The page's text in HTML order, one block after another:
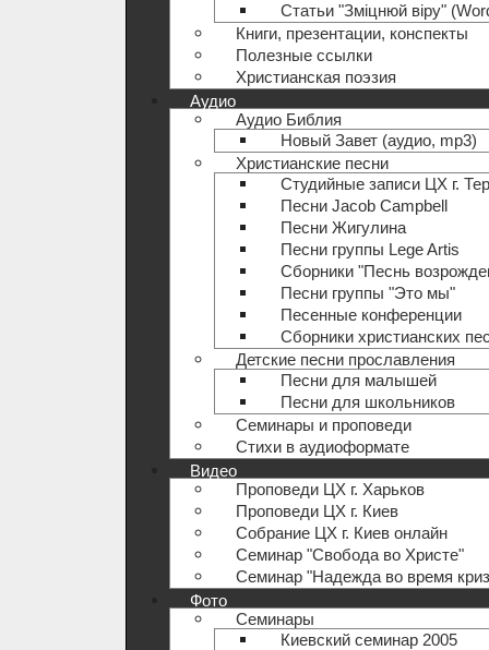
Статьи "Зміцнюй віру"
Книги, презентации, конспекты
Полезные ccылки
Христианская поэзия
Аудио
Аудио Библия
Новый Завет (аудио, mp3)
Христианские песни
Студийные записи ЦХ г.
Песни Jacob Campbell
Песни Жигулина
Песни группы Lege Artis
Сборники "Песнь
Песни группы "Это мы"
Песенные конференции
Сборники христианских
Детские песни прославления
Песни для малышей
Песни для школьников
Семинары и проповеди
Стихи в аудиоформате
Видео
Проповеди ЦХ г. Харьков
Проповеди ЦХ г. Киев
Собрание ЦХ г. Киев онлайн
Семинар "Свобода во Христе"
Семинар "Надежда во время
Фото
Семинары
Киевский семинар 2005